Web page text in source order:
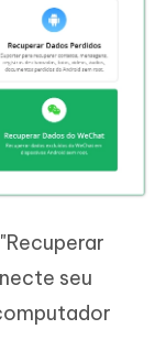
seu